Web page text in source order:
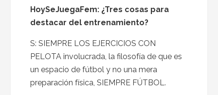
HoySeJuegaFem: ¿Tres cosas para
destacar del entrenamiento?
S: SIEMPRE LOS EJERCICIOS CON
PELOTA involucrada, la filosofía de que es
un espacio de fútbol y no una mera
preparación física, SIEMPRE FÚTBOL.